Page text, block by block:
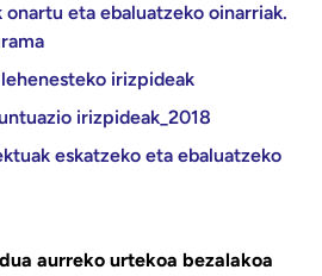
eta ebaluatzeko oinarriak.
irizpideak
irizpideak_2018
eskatzeko eta ebaluatzeko
aurreko urtekoa bezalakoa